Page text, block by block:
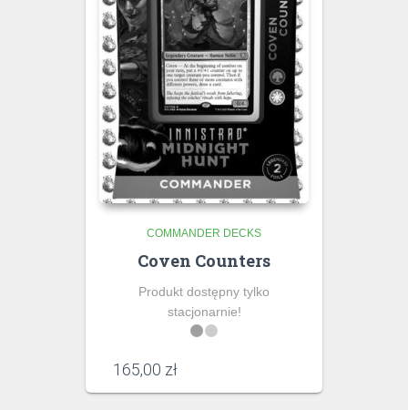
COMMANDER DECKS
Coven Counters
Produkt dostępny tylko
stacjonarnie!
165,00 zł